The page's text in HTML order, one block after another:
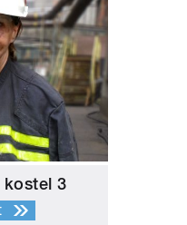
kostel 3